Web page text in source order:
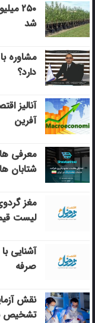
۲۵۰
شد
مشاوره
دارد؟
آنالیز
آفرین
معرفی
شتابان
مغز
لیست
آشنایی
صرفه
نقش
تشخیص